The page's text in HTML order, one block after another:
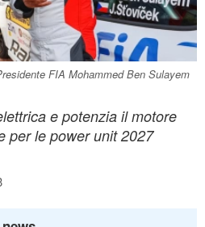
FIA Mohammed Ben Sulayem
e potenzia il motore
per le power unit 2027